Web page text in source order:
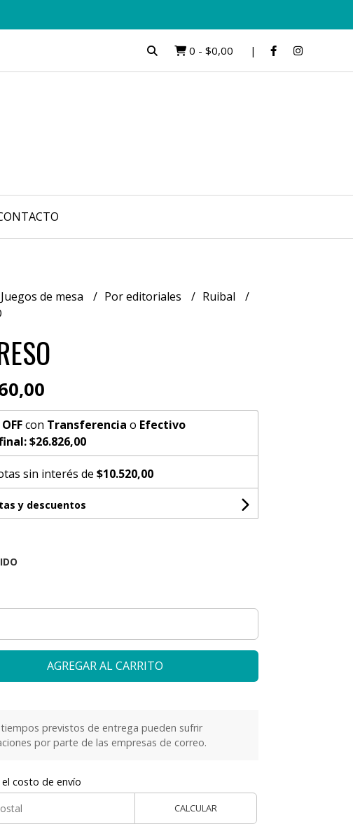
0 - $0,00
Juegos de mesa Por editoriales
Ruibal
con Transferencia o Efectivo
$26.826,00
sin interés de $10.520,00
y descuentos
AGREGAR AL CARRITO
previstos de entrega pueden sufrir
por parte de las empresas de correo.
costo de envío
CALCULAR